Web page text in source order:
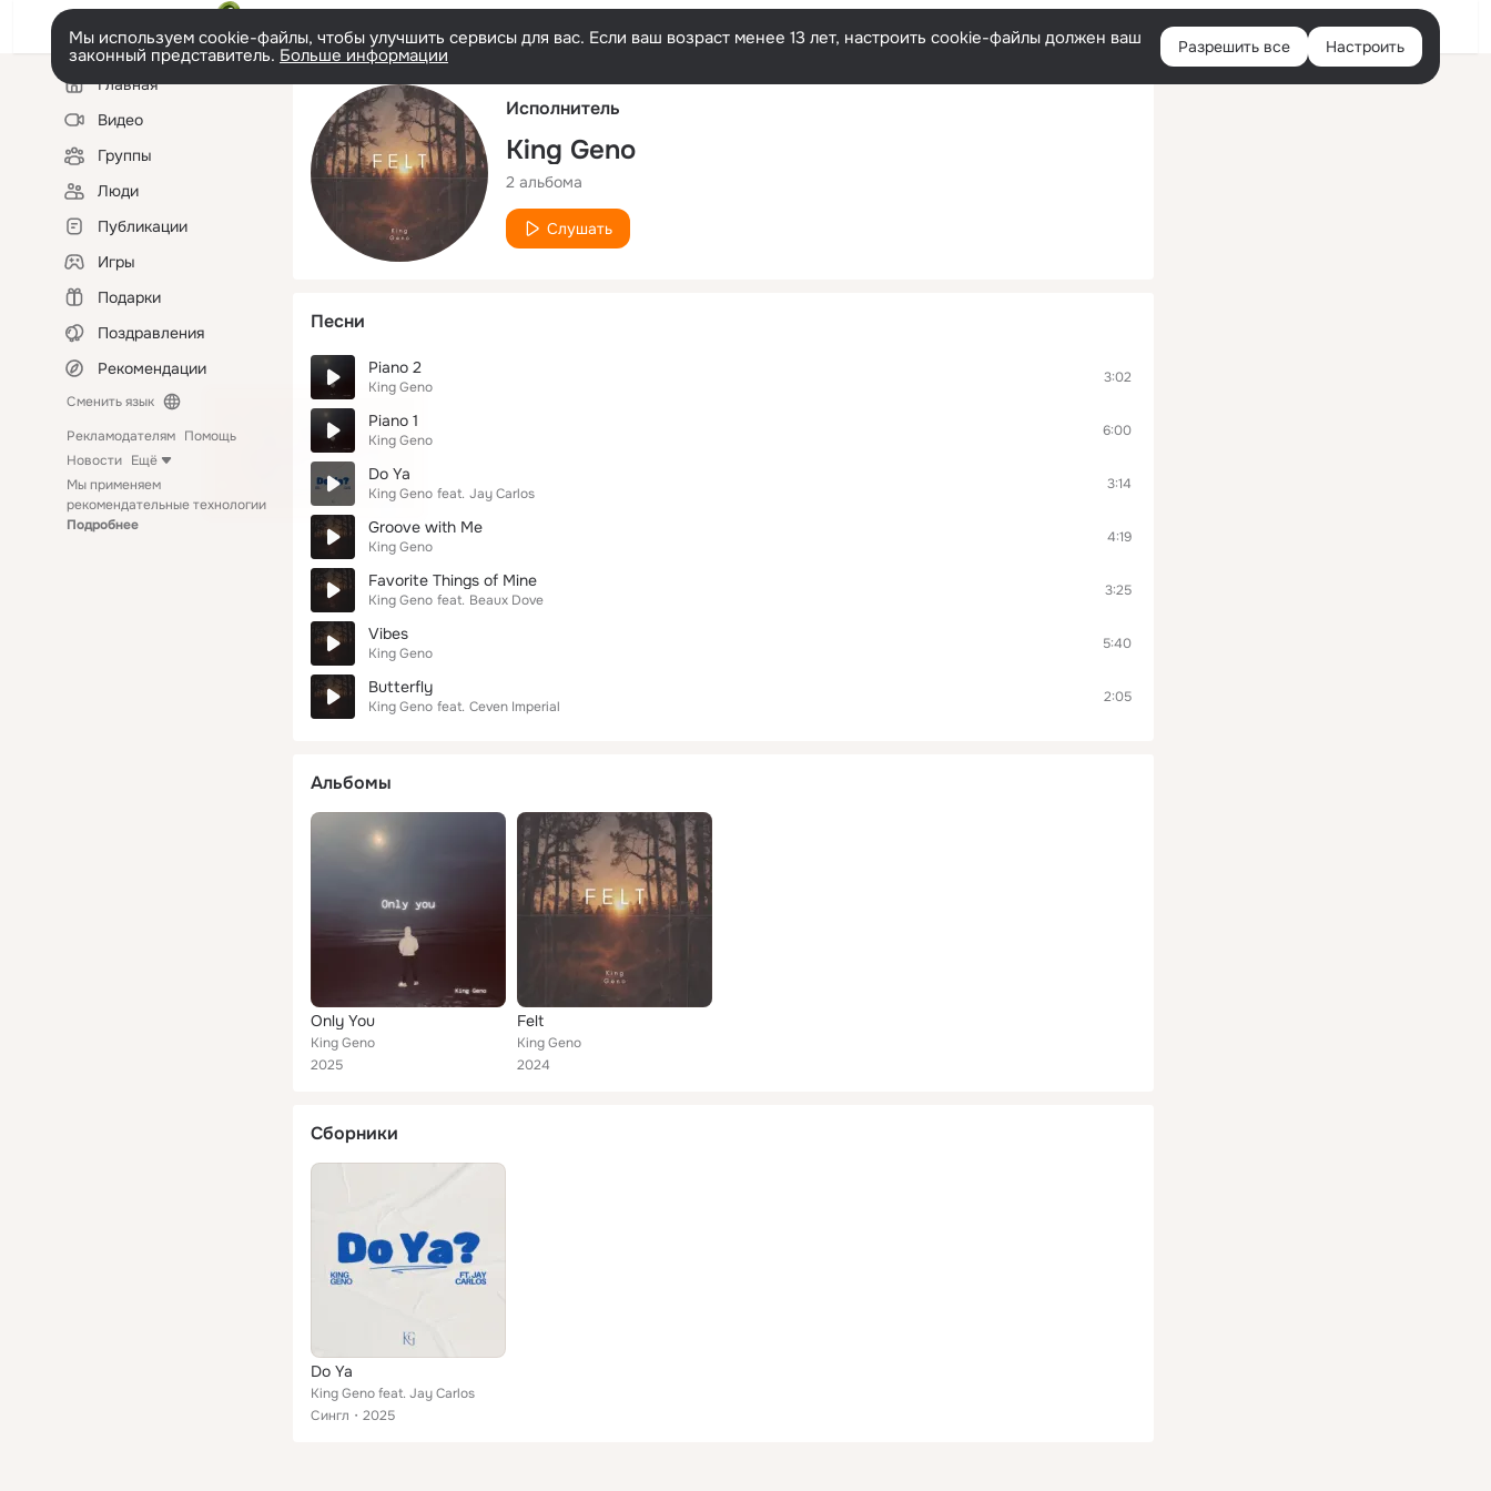
Русский Войти
Мы используем cookie-файлы, чтобы улучшить сервисы для вас. Если ваш возраст менее 13 лет, настроить cookie-файлы должен ваш
законный представитель. Больше информации Разрешить все Настроить
Левая
колонкаГлавная
Видео
Группы
Люди
Публикации
Игры
Подарки
Поздравления
Рекомендации
Сменить язык
Рекламодателям Помощь
Новости Ещё
Мы применяем
рекомендательные технологии
Подробнее
Исполнитель
King Geno
2 альбома
Слушать
Песни
Piano 2
King Geno
3:02
Piano 1
King Geno
6:00
Do Ya
King Geno feat. Jay Carlos
3:14
Groove with Me
King Geno
4:19
Favorite Things of Mine
King Geno feat. Beaux Dove
3:25
Vibes
King Geno
5:40
Butterfly
King Geno feat. Ceven Imperial
2:05
Альбомы
Only You
King Geno
2025
Felt
King Geno
2024
Сборники
Do Ya
King Geno feat. Jay Carlos
Сингл
2025